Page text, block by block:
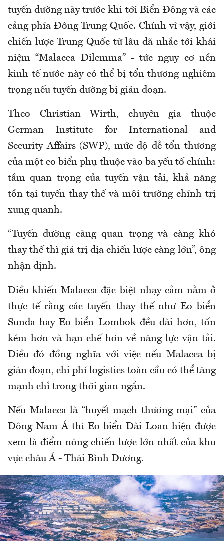
tuyến đường này trước khi tới Biển Đông và các
cảng phía Đông Trung Quốc. Chính vì vậy, giới
chiến lược Trung Quốc từ lâu đã nhắc tới khái
niệm “Malacca Dilemma” - tức nguy cơ nền
kinh tế nước này có thể bị tổn thương nghiêm
trọng nếu tuyến đường bị gián đoạn.
Theo Christian Wirth, chuyên gia thuộc
German Institute for International and
Security Affairs (SWP), mức độ dễ tổn thương
của một eo biển phụ thuộc vào ba yếu tố chính:
tầm quan trọng của tuyến vận tải, khả năng
tồn tại tuyến thay thế và môi trường chính trị
xung quanh.
“Tuyến đường càng quan trọng và càng khó
thay thế thì giá trị địa chiến lược càng lớn”, ông
nhận định.
Điều khiến Malacca đặc biệt nhạy cảm nằm ở
thực tế rằng các tuyến thay thế như Eo biển
Sunda hay Eo biển Lombok đều dài hơn, tốn
kém hơn và hạn chế hơn về năng lực vận tải.
Điều đó đồng nghĩa với việc nếu Malacca bị
gián đoạn, chi phí logistics toàn cầu có thể tăng
mạnh chỉ trong thời gian ngắn.
Nếu Malacca là “huyết mạch thương mại” của
Đông Nam Á thì Eo biển Đài Loan hiện được
xem là điểm nóng chiến lược lớn nhất của khu
vực châu Á - Thái Bình Dương.